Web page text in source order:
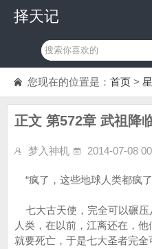
择天记
您现在的位置是： 首页 >
正文 第572章 武祖降
梦入神机 2014-07-08
“疯了，这些地球人类都疯
七大古天使，完全可以碾压
人类，在以前，江离还在，
就要死亡，于是七大圣者完全